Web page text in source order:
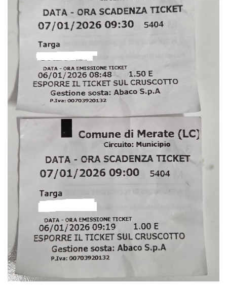
PRIVACY
Privacy
policy
Cookie
policy